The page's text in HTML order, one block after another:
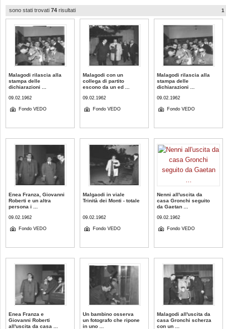
sono stati trovati 74 risultati 1
Malagodi rilascia alla
stampa delle
dichiarazioni ...
09.02.1962
Fondo VEDO
Malagodi con un
collega di partito
escono da un ed ...
09.02.1962
Fondo VEDO
Malagodi rilascia alla
stampa delle
dichiarazioni ...
09.02.1962
Fondo VEDO
Enea Franza, Giovanni
Roberti e un altra
persona i ...
09.02.1962
Fondo VEDO
Malgaodi in viale
Trinità dei Monti - totale
09.02.1962
Fondo VEDO
Nenni all'uscita da
casa Gronchi seguito
da Gaetan ...
09.02.1962
Fondo VEDO
Enea Franza e
Giovanni Roberti
all'uscita da casa ...
Un bambino osserva
un fotografo che ripone
in uno ...
Malagodi all'uscita da
casa Gronchi scherza
con un ...